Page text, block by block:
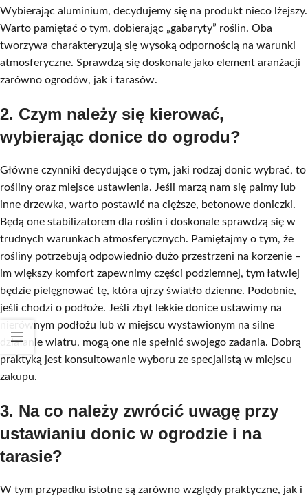
Wybierając aluminium, decydujemy się na produkt nieco lżejszy.
Warto pamiętać o tym, dobierając „gabaryty” roślin. Oba
tworzywa charakteryzują się wysoką odpornością na warunki
atmosferyczne. Sprawdzą się doskonale jako element aranżacji
zarówno ogrodów, jak i tarasów.
2. Czym należy się kierować,
wybierając donice do ogrodu?
Główne czynniki decydujące o tym, jaki rodzaj donic wybrać, to
rośliny oraz miejsce ustawienia. Jeśli marzą nam się palmy lub
inne drzewka, warto postawić na cięższe, betonowe doniczki.
Będą one stabilizatorem dla roślin i doskonale sprawdzą się w
trudnych warunkach atmosferycznych. Pamiętajmy o tym, że
rośliny potrzebują odpowiednio dużo przestrzeni na korzenie –
im większy komfort zapewnimy części podziemnej, tym łatwiej
będzie pielęgnować tę, która ujrzy światło dzienne. Podobnie,
jeśli chodzi o podłoże. Jeśli zbyt lekkie donice ustawimy na
nierównym podłożu lub w miejscu wystawionym na silne
działanie wiatru, mogą one nie spełnić swojego zadania. Dobrą
praktyką jest konsultowanie wyboru ze specjalistą w miejscu
zakupu.
3. Na co należy zwrócić uwagę przy
ustawianiu donic w ogrodzie i na
tarasie?
W tym przypadku istotne są zarówno względy praktyczne, jak i